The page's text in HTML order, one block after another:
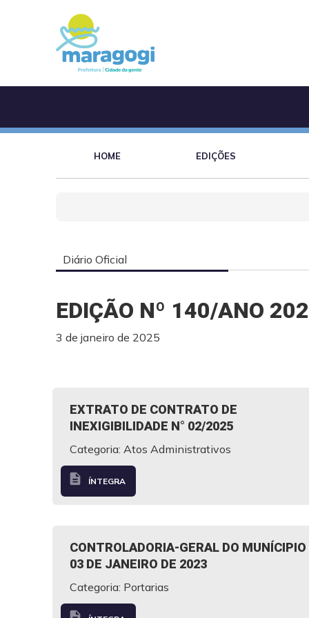
HOME EDIÇÕES
Diário Oficial
EDIÇÃO Nº 140/ANO
3 de janeiro de 2025
EXTRATO DE CONTRATO DE
INEXIGIBILIDADE N° 02/2025
Categoria: Atos Administrativos
description ÍNTEGRA
CONTROLADORIA-GERAL DO
03 DE JANEIRO DE 2023
Categoria: Portarias